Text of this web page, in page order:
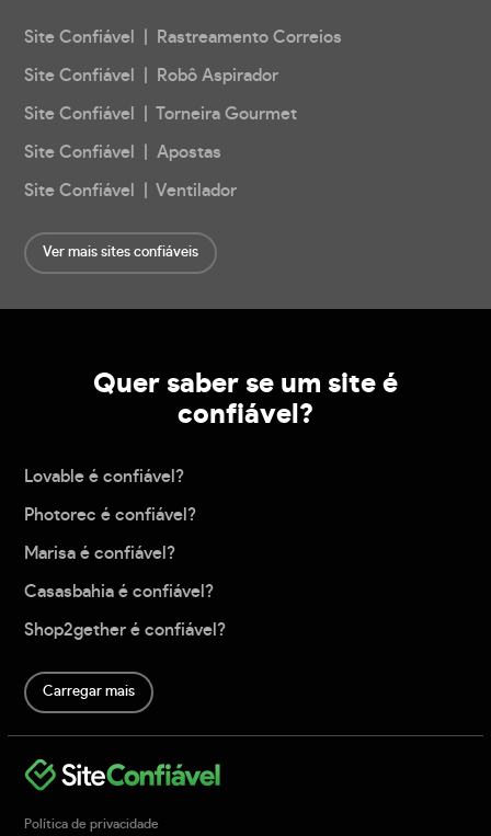
Site Confiável | Rastreamento Correios
Site Confiável | Robô Aspirador
Site Confiável | Torneira Gourmet
Site Confiável | Apostas
Site Confiável | Ventilador
Ver mais sites confiáveis
Quer saber se um site é
confiável?
Lovable é confiável?
Photorec é confiável?
Marisa é confiável?
Casasbahia é confiável?
Shop2gether é confiável?
Carregar mais
Política de privacidade